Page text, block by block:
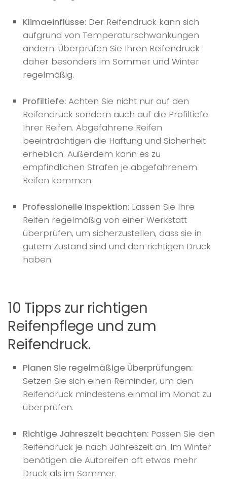
Klimaeinflüsse: Der Reifendruck kann sich
aufgrund von Temperaturschwankungen
ändern. Überprüfen Sie Ihren Reifendruck
daher besonders im Sommer und Winter
regelmäßig.
Profiltiefe: Achten Sie nicht nur auf den
Reifendruck sondern auch auf die Profiltiefe
Ihrer Reifen. Abgefahrene Reifen
beeinträchtigen die Haftung und Sicherheit
erheblich. Außerdem kann es zu
empfindlichen Strafen je abgefahrenem
Reifen kommen.
Professionelle Inspektion: Lassen Sie Ihre
Reifen regelmäßig von einer Werkstatt
überprüfen, um sicherzustellen, dass sie in
gutem Zustand sind und den richtigen Druck
haben.
10 Tipps zur richtigen
Reifenpflege und zum
Reifendruck.
Planen Sie regelmäßige Überprüfungen:
Setzen Sie sich einen Reminder, um den
Reifendruck mindestens einmal im Monat zu
überprüfen.
Richtige Jahreszeit beachten: Passen Sie den
Reifendruck je nach Jahreszeit an. Im Winter
benötigen die Autoreifen oft etwas mehr
Druck als im Sommer.